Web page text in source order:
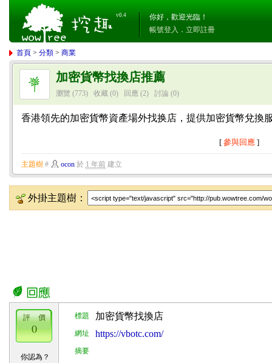
v0.4
你好，歡迎光臨！
帳號登入 ． 立即註冊
首頁 >分類 >商業
加密貨幣找換店推薦
瀏覽 (773) 收藏 (0) 回應 (2) 討論 (0)
香港領先的加密貨幣資產場外找换店，提供加密貨幣兌換
[ 參與回應]
主題樹 # ocon於 1 年前建立
外掛主題樹：
標題 加密貨幣找換店
網址 https://vbotc.com/
摘要
評 價
0
你認為？